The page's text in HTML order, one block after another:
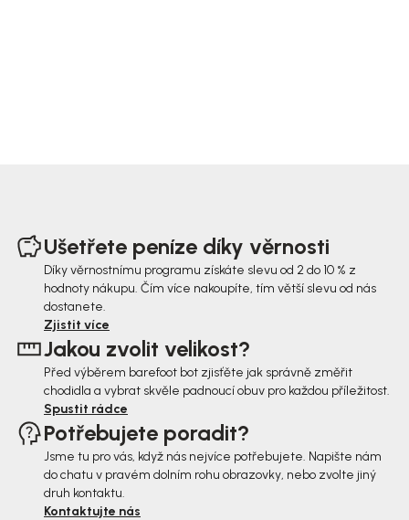
Ušetřete peníze díky věrnosti
Díky věrnostnímu programu získáte slevu od 2 do 10 % z
hodnoty nákupu. Čím více nakoupíte, tím větší slevu od nás
dostanete.
Zjistit více
Jakou zvolit velikost?
Před výběrem barefoot bot zjisťěte jak správně změřit
chodidla a vybrat skvěle padnoucí obuv pro každou příležitost.
Spustit rádce
Potřebujete poradit?
Jsme tu pro vás, když nás nejvíce potřebujete. Napište nám
do chatu v pravém dolním rohu obrazovky, nebo zvolte jiný
druh kontaktu.
Kontaktujte nás